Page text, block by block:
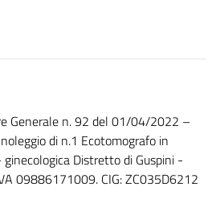
Generale n. 92 del 01/04/2022 –
di n.1 Ecotomografo in
Distretto di Guspini -
09886171009. CIG: ZC035D6212